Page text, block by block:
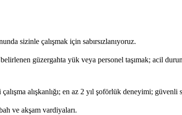
sizinle çalışmak için sabırsızlanıyoruz.
güzergahta yük veya personel taşımak; acil
alışkanlığı; en az 2 yıl şoförlük deneyimi;
ve akşam vardiyaları.